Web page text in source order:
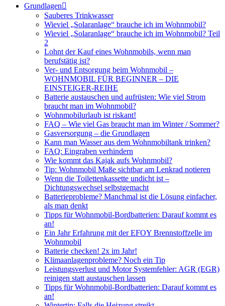
Grundlagen
Sauberes Trinkwasser
Wieviel „Solaranlage“ brauche ich im Wohnmobil?
Wieviel „Solaranlage“ brauche ich im Wohnmobil? Teil
2
Lohnt der Kauf eines Wohnmobils, wenn man
berufstätig ist?
Ver- und Entsorgung beim Wohnmobil –
WOHNMOBIL FÜR BEGINNER – DIE
EINSTEIGER-REIHE
Batterie austauschen und aufrüsten: Wie viel Strom
braucht man im Wohnmobil?
Wohnmobilurlaub ist riskant!
FAQ – Wie viel Gas braucht man im Winter / Sommer?
Gasversorgung – die Grundlagen
Kann man Wasser aus dem Wohnmobiltank trinken?
FAQ: Eingraben verhindern
Wie kommt das Kajak aufs Wohnmobil?
Tip: Wohnmobil Maße sichtbar am Lenkrad notieren
Wenn die Toilettenkassette undicht ist –
Dichtungswechsel selbstgemacht
Batterieprobleme? Manchmal ist die Lösung einfacher,
als man denkt
Tipps für Wohnmobil-Bordbatterien: Darauf kommt es
an!
Ein Jahr Erfahrung mit der EFOY Brennstoffzelle im
Wohnmobil
Batterie checken! 2x im Jahr!
Klimaanlagenprobleme? Noch ein Tip
Leistungsverlust und Motor Systemfehler: AGR (EGR)
reinigen statt austauschen lassen
Tipps für Wohnmobil-Bordbatterien: Darauf kommt es
an!